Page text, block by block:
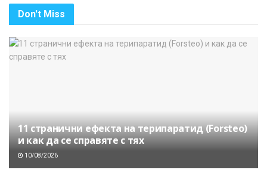
Don't Miss
11 странични ефекта на терипаратид (Forsteo)
и как да се справяте с тях
10/08/2026